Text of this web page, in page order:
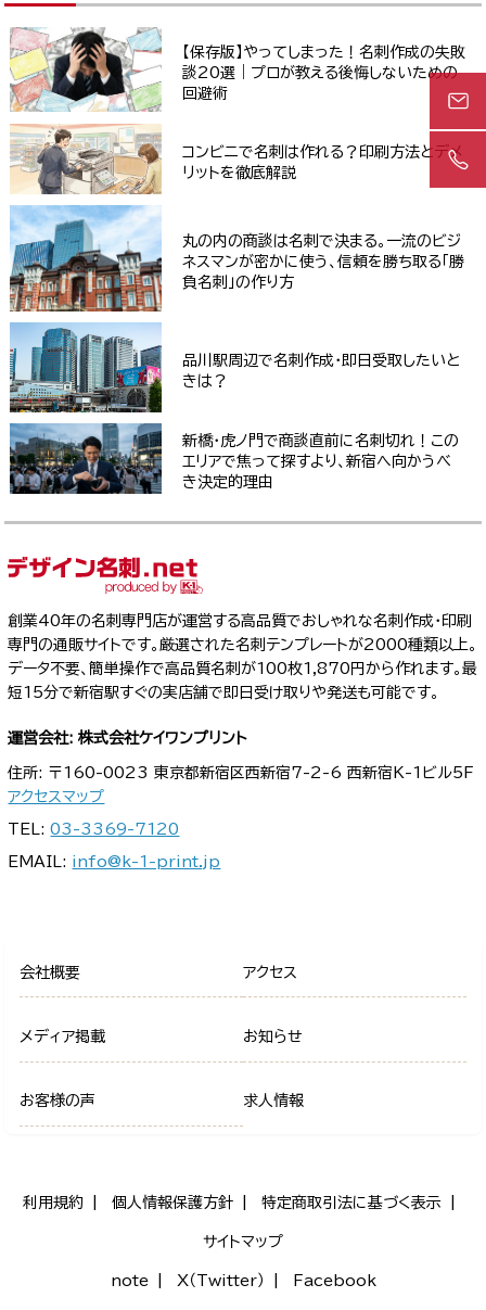
【保存版】やってしまった！名刺作成の失敗
談20選｜プロが教える後悔しないための
回避術
コンビニで名刺は作れる？印刷方法とデメ
リットを徹底解説
丸の内の商談は名刺で決まる。一流のビジ
ネスマンが密かに使う、信頼を勝ち取る「勝
負名刺」の作り方
品川駅周辺で名刺作成・即日受取したいと
きは？
新橋・虎ノ門で商談直前に名刺切れ！この
エリアで焦って探すより、新宿へ向かうべ
き決定的理由
創業40年の名刺専門店が運営する高品質でおしゃれな名刺作成・印刷
専門の通販サイトです。厳選された名刺テンプレートが2000種類以上。
データ不要、簡単操作で高品質名刺が100枚1,870円から作れます。最
短15分で新宿駅すぐの実店舗で即日受け取りや発送も可能です。
運営会社: 株式会社ケイワンプリント
住所: 〒160-0023 東京都新宿区西新宿7-2-6 西新宿K-1ビル5F
アクセスマップ
TEL:03-3369-7120
EMAIL: info@k-1-print.jp
会社概要 アクセス
メディア掲載 お知らせ
お客様の声 求人情報
利用規約 個人情報保護方針 特定商取引法に基づく表示
サイトマップ
note X（Twitter） Facebook